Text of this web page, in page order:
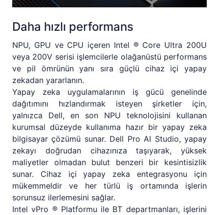
Daha hızlı performans
NPU, GPU ve CPU içeren Intel ® Core Ultra 200U
veya 200V serisi işlemcilerle olağanüstü performans
ve pil ömrünün yanı sıra güçlü cihaz içi yapay
zekadan yararlanın.
Yapay zeka uygulamalarının iş gücü genelinde
dağıtımını hızlandırmak isteyen şirketler için,
yalnızca Dell, en son NPU teknolojisini kullanan
kurumsal düzeyde kullanıma hazır bir yapay zeka
bilgisayar çözümü sunar. Dell Pro AI Studio, yapay
zekayı doğrudan cihazınıza taşıyarak, yüksek
maliyetler olmadan bulut benzeri bir kesintisizlik
sunar. Cihaz içi yapay zeka entegrasyonu için
mükemmeldir ve her türlü iş ortamında işlerin
sorunsuz ilerlemesini sağlar.
Intel vPro ® Platformu ile BT departmanları, işlerini